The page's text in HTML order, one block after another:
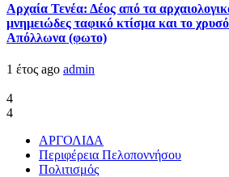
Αρχαία Τενέα: Δέος από τα
μνημειώδες ταφικό κτίσμα και το χρυσό
Απόλλωνα (φωτο)
1 έτος ago admin
4
4
ΑΡΓΟΛΙΔΑ
Περιφέρεια Πελοποννήσου
Πολιτισμός